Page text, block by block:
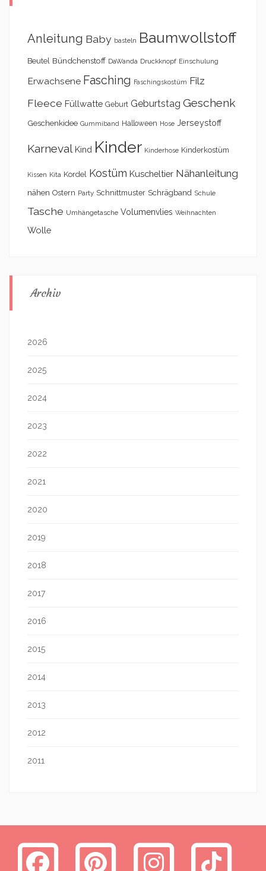
Anleitung Baby basteln Baumwollstoff
Beutel Bündchenstoff DaWanda Druckknopf Einschulung
Erwachsene Fasching Faschingskostüm Filz
Fleece Füllwatte Geburt Geburtstag Geschenk
Geschenkidee Gummiband Halloween Hose Jerseystoff
Karneval Kind Kinder Kinderhose Kinderkostüm
Kissen Kita Kordel Kostüm Kuscheltier Nähanleitung
nähen Ostern Party Schnittmuster Schrägband Schule
Tasche Umhängetasche Volumenvlies Weihnachten
Wolle
Archiv
2026
2025
2024
2023
2022
2021
2020
2019
2018
2017
2016
2015
2014
2013
2012
2011